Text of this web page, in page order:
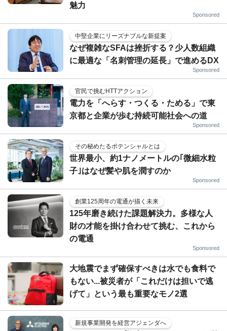
魅力
Sponsored
中堅企業にリーズナブルな新提案
なぜ複雑なSFAは挫折する？少人数組織
に最適な「名刺管理の延長」で進めるDX
Sponsored
官民で挑むHTTアクション
電力を「へらす・つくる・ためる」で東
京都と企業が歩む持続可能社会への道
Sponsored
その秘めたるポテンシャルとは
世界最小、約1ナノメートルの｢微細水粒
子｣はなぜ髪や肌を潤すのか
Sponsored
創業125周年の電通が描く未来
125年磨き続けた課題解決力。多様な人
財の才能を掛け合わせて挑む、これから
の電通
Sponsored
大地震でまず確保すべきは水でも食料で
もない...被災者が「これだけは担いで逃
げて」という最も重要なモノ2選
新規事業開発を経営アジェンダへ